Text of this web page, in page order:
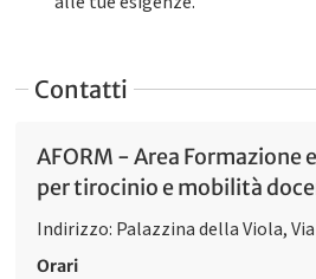
Contatti
AFORM - Area
per tirocinio e mobilità
Indirizzo: Palazzina della Viola,
Orari